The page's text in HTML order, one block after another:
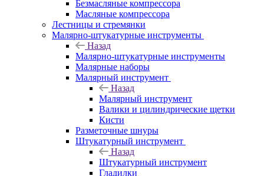
Безмасляные компрессора
Масляные компрессора
Лестницы и стремянки
Малярно-штукатурные инструменты
Назад
Малярно-штукатурные инструменты
Малярные наборы
Малярный инструмент
Назад
Малярный инструмент
Валики и цилиндрические щетки
Кисти
Разметочные шнуры
Штукатурный инструмент
Назад
Штукатурный инструмент
Гладилки